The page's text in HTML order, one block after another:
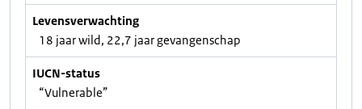
Levensverwachting
18 jaar wild, 22,7 jaar gevangenschap
IUCN-status
“Vulnerable”